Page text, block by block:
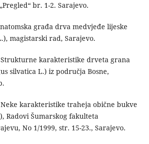
br. 1-2. Sarajevo.
građa drva medvjeđe lijeske
magistarski rad, Sarajevo.
Strukturne karakteristike drveta grana
silvatica L.) iz područja Bosne,
Neke karakteristike traheja obične bukve
Radovi Šumarskog fakulteta
No 1/1999, str. 15-23., Sarajevo.